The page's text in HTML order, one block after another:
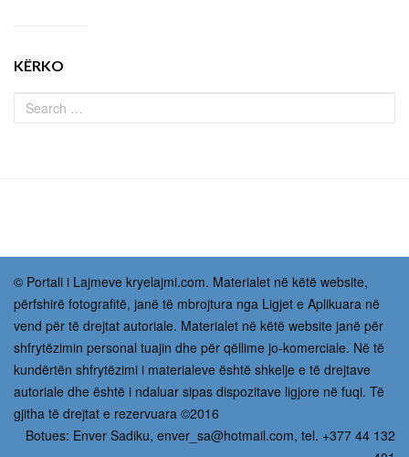
KËRKO
© Portali i Lajmeve kryelajmi.com. Materialet në këtë website,
përfshirë fotografitë, janë të mbrojtura nga Ligjet e Aplikuara në
vend për të drejtat autoriale. Materialet në këtë website janë për
shfrytëzimin personal tuajin dhe për qëllime jo-komerciale. Në të
kundërtën shfrytëzimi i materialeve është shkelje e të drejtave
autoriale dhe është i ndaluar sipas dispozitave ligjore në fuqi. Të
gjitha të drejtat e rezervuara ©2016
Botues: Enver Sadiku, enver_sa@hotmail.com, tel. +377 44 132